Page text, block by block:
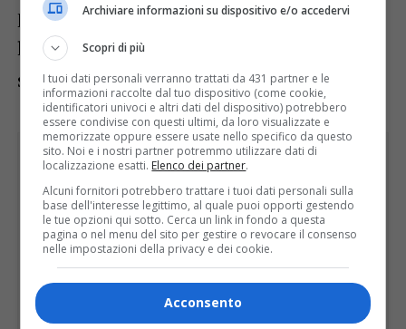
partecipino alla festa mantenendo aperte
le loro attività. Sono certo che il riscontro
sarà positivo per tutti».
Archiviare informazioni su dispositivo e/o accedervi
Scopri di più
I tuoi dati personali verranno trattati da 431 partner e le
informazioni raccolte dal tuo dispositivo (come cookie,
identificatori univoci e altri dati del dispositivo) potrebbero
essere condivise con questi ultimi, da loro visualizzate e
memorizzate oppure essere usate nello specifico da questo
sito. Noi e i nostri partner potremmo utilizzare dati di
localizzazione esatti. Elenco dei partner.
Alcuni fornitori potrebbero trattare i tuoi dati personali sulla
base dell'interesse legittimo, al quale puoi opporti gestendo
le tue opzioni qui sotto. Cerca un link in fondo a questa
pagina o nel menu del sito per gestire o revocare il consenso
nelle impostazioni della privacy e dei cookie.
Acconsento